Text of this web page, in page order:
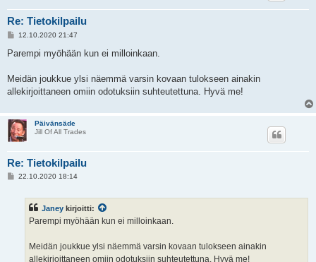
Re: Tietokilpailu
V
e
i
12.10.2020 21:47
Parempi myöhään kun ei milloinkaan.
Meidän joukkue ylsi näemmä varsin kovaan tulokseen ainakin
allekirjoittaneen omiin odotuksiin suhteutettuna. Hyvä me!
Päivänsäde
Jill Of All Trades
Re: Tietokilpailu
V22.10.2020 18:14
Janey kirjoitti:
Parempi myöhään kun ei milloinkaan.
Meidän joukkue ylsi näemmä varsin kovaan tulokseen ainakin
allekirjoittaneen omiin odotuksiin suhteutettuna. Hyvä me!